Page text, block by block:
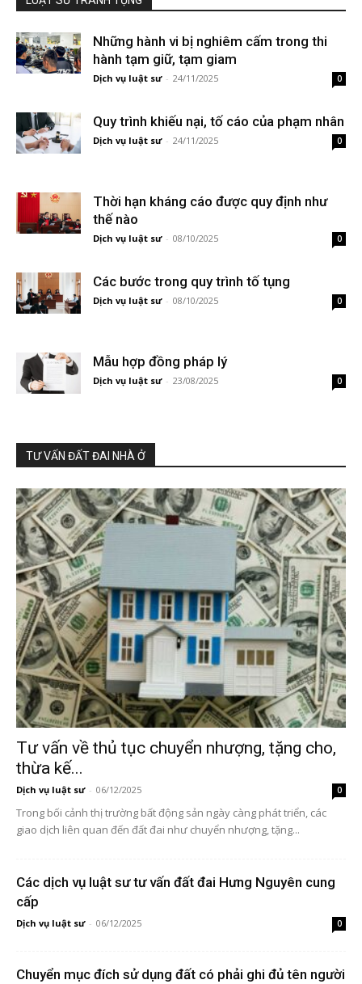
Những hành vi bị nghiêm cấm trong thi
hành tạm giữ, tạm giam
Dịch vụ luật sư - 24/11/2025 0
Quy trình khiếu nại, tố cáo của phạm nhân
Dịch vụ luật sư - 24/11/2025 0
Thời hạn kháng cáo được quy định như
thế nào
Dịch vụ luật sư - 08/10/2025 0
Các bước trong quy trình tố tụng
Dịch vụ luật sư - 08/10/2025 0
Mẫu hợp đồng pháp lý
Dịch vụ luật sư - 23/08/2025 0
TƯ VẤN ĐẤT ĐAI NHÀ Ở
Tư vấn về thủ tục chuyển nhượng, tặng cho,
thừa kế...
Dịch vụ luật sư - 06/12/2025 0
Trong bối cảnh thị trường bất động sản ngày càng phát triển, các
giao dịch liên quan đến đất đai như chuyển nhượng, tặng...
Các dịch vụ luật sư tư vấn đất đai Hưng Nguyên cung
cấp
Dịch vụ luật sư - 06/12/2025 0
Chuyển mục đích sử dụng đất có phải ghi đủ tên người